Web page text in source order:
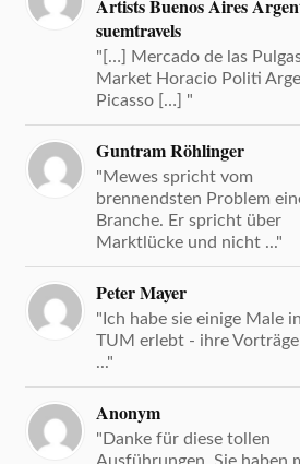
Artists Buenos Aires
suemtravels
"[…] Mercado de las
Market Horacio Politi
Picasso […] "
Guntram Röhlinger
"Mewes spricht vom
brennendsten Problem
Branche. Er spricht über
Marktlücke und nicht ..."
Peter Mayer
"Ich habe sie einige Male
TUM erlebt - ihre
..."
Anonym
"Danke für diese tollen
Ausführungen. Sie haben